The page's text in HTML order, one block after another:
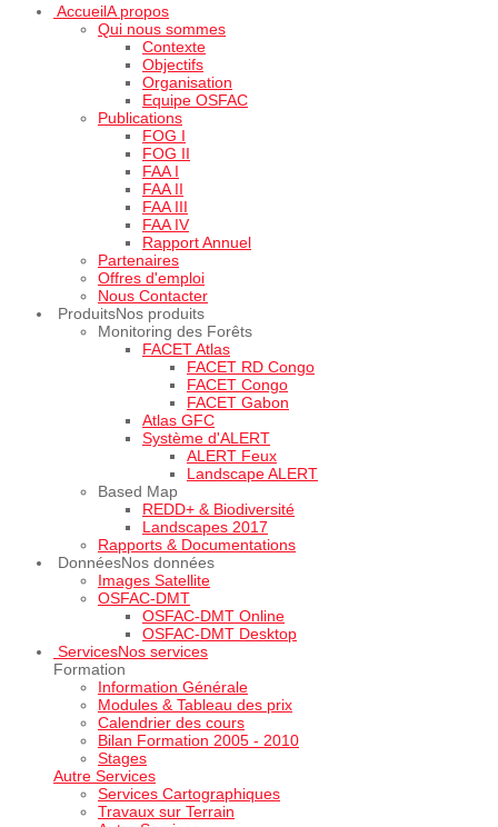
AccueilA propos
Qui nous sommes
Contexte
Objectifs
Organisation
Equipe OSFAC
Publications
FOG I
FOG II
FAA I
FAA II
FAA III
FAA IV
Rapport Annuel
Partenaires
Offres d'emploi
Nous Contacter
ProduitsNos produits
Monitoring des Forêts
FACET Atlas
FACET RD Congo
FACET Congo
FACET Gabon
Atlas GFC
Système d'ALERT
ALERT Feux
Landscape ALERT
Based Map
REDD+ & Biodiversité
Landscapes 2017
Rapports & Documentations
DonnéesNos données
Images Satellite
OSFAC-DMT
OSFAC-DMT Online
OSFAC-DMT Desktop
ServicesNos services
Formation
Information Générale
Modules & Tableau des prix
Calendrier des cours
Bilan Formation 2005 - 2010
Stages
Autre Services
Services Cartographiques
Travaux sur Terrain